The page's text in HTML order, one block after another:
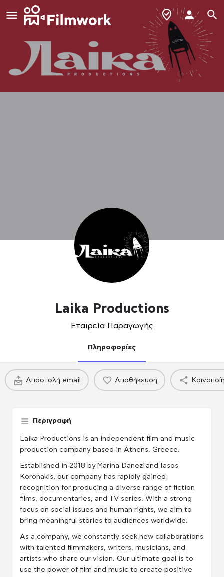
Laika Productions
Εταιρεία Παραγωγής
Πληροφορίες
Αποστολή email Αποθήκευση
Περιγραφή
Laika Productions is an independent film and music
production company based in Athens, Greece.
Established in 2018 by Marina Danezi and Tasos
Koronakis, our company has rapidly gained
recognition for producing a diverse range of fiction
films, documentaries, and TV series. With a strong
focus on social issues and human rights, we aim to
bring meaningful stories to audiences worldwide.
As a company, we constantly seek new collaborations
with talented filmmakers, writers, musicians, and
artists who share our vision. Our ultimate goal is to
use the power of film and music to create positive